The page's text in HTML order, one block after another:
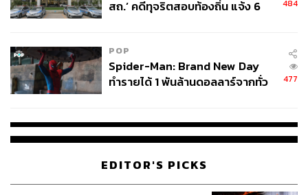
สถ.’ คดีทุจริตสอบท้องถิ่น แจ้ง 6
484
POP
Spider-Man: Brand New Day
ทำรายได้ 1 พันล้านดอลลาร์จากทั่ว
477
EDITOR'S PICKS